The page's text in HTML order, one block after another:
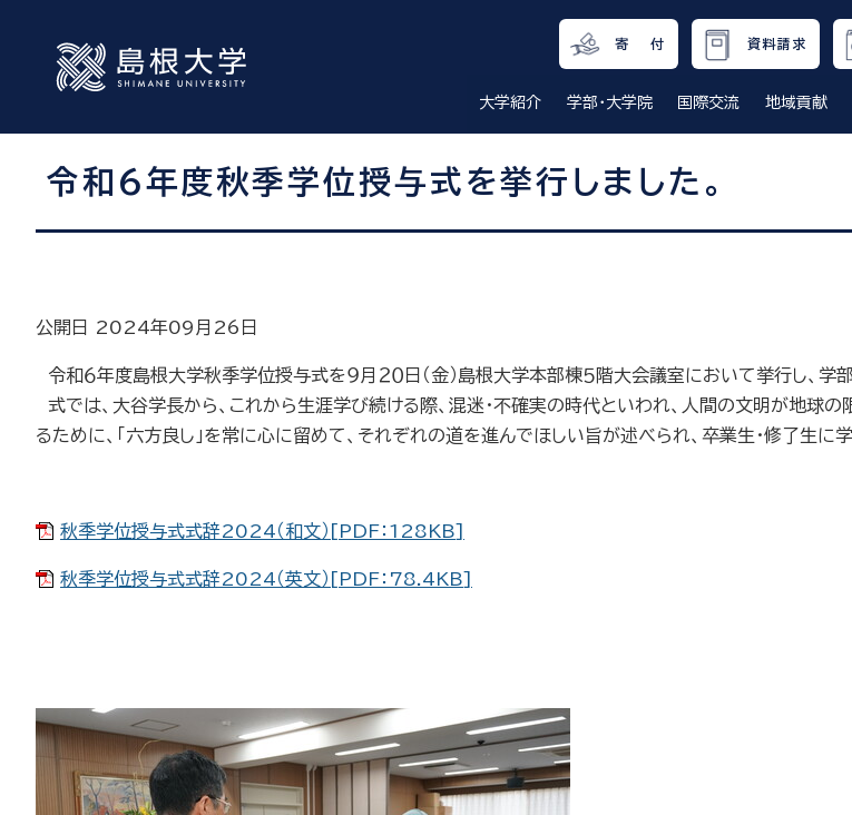
寄 付 資料請求
大学紹介 学部・大学院 国際交流 地域貢献
令和6年度秋季学位授与式を挙行しました。
公開日 2024年09月26日
令和６年度島根大学秋季学位授与式を９月２０日（金）島根大学本部棟５階大会議室において挙行し、学
式では、大谷学長から、これから生涯学び続ける際、混迷・不確実の時代といわれ、人間の文明が地球
るために、「六方良し」を常に心に留めて、それぞれの道を進んでほしい旨が述べられ、卒業生・修了生に
秋季学位授与式式辞2024（和文）[PDF：128KB]
秋季学位授与式式辞2024（英文）[PDF：78.4KB]